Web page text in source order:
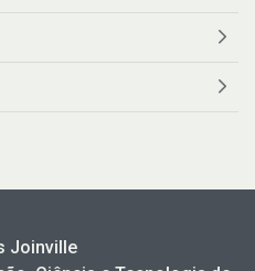
Joinville